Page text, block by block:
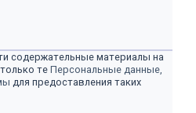
содержательные материалы на
те Персональные данные,
для предоставления таких